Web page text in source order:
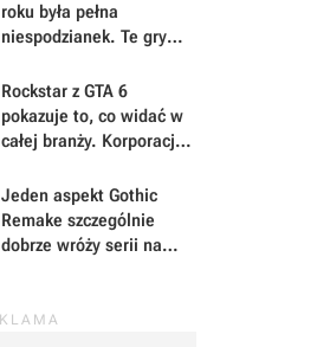
roku była pełna
niespodzianek. Te gry
uwagę i Wasz czas
Rockstar z GTA 6
pokazuje to, co widać w
całej branży. Korporacje
graczami
Jeden aspekt Gothic
Remake szczególnie
dobrze wróży serii na